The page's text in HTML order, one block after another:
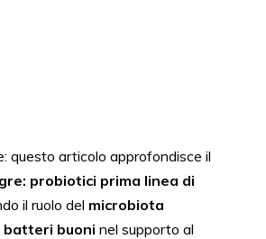
questo articolo approfondisce il
probiotici prima linea di
il ruolo del microbiota
batteri buoni nel supporto al